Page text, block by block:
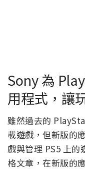
Sony 為
用程式，讓
雖然過去的
載遊戲，但新版的
戲與管理 PS5 上的
格文章，在新版的